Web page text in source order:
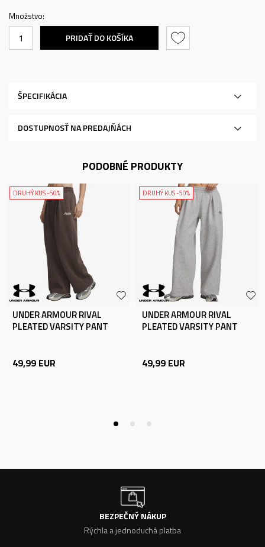
Množstvo:
PRIDAŤ DO KOŠÍKA
ŠPECIFIKÁCIA
DOSTUPNOSŤ NA PREDAJŇÁCH
PODOBNÉ PRODUKTY
DRUHÝ KUS -50%
UNDER ARMOUR RIVAL
PLEATED VARSITY PANT
49,99 EUR
DRUHÝ KUS -50%
UNDER ARMOUR RIVAL
PLEATED VARSITY PANT
49,99 EUR
BEZPEČNÝ NÁKUP
Rýchla a jednoduchá platba